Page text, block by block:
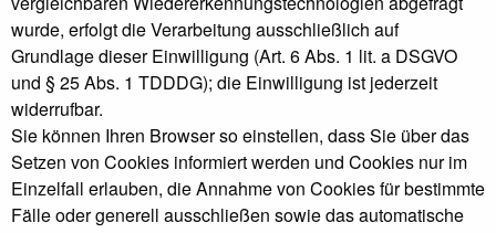
wurde, erfolgt die Verarbeitung ausschließlich auf
Grundlage dieser Einwilligung (Art. 6 Abs. 1 lit. a DSGVO
und § 25 Abs. 1 TDDDG); die Einwilligung ist jederzeit
widerrufbar.
Sie können Ihren Browser so einstellen, dass Sie über das
Setzen von Cookies informiert werden und Cookies nur im
Einzelfall erlauben, die Annahme von Cookies für bestimmte
Fälle oder generell ausschließen sowie das automatische